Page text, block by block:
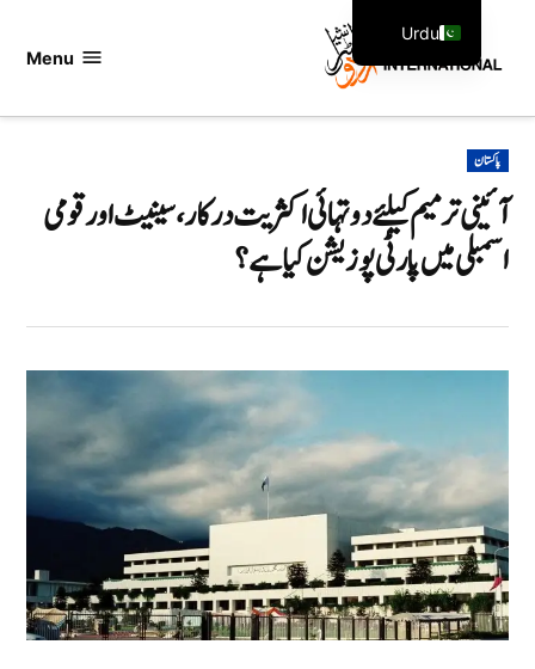
Menu
POSTED
IN
پاکستان
آئینی ترمیم کیلئے دو تہائی اکثریت درکار، سینیٹ اور قومی
اسمبلی میں پارٹی پوزیشن کیا ہے؟
Urdu
English